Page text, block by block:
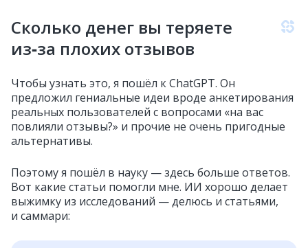
Сколько денег вы теряете
из‑за плохих отзывов
Чтобы узнать это, я пошёл к ChatGPT. Он
предложил гениальные идеи вроде анкетирования
реальных пользователей с вопросами «на вас
повлияли отзывы?» и прочие не очень пригодные
альтернативы.
Поэтому я пошёл в науку — здесь больше ответов.
Вот какие статьи помогли мне. ИИ хорошо делает
выжимку из исследований — делюсь и статьями,
и саммари: